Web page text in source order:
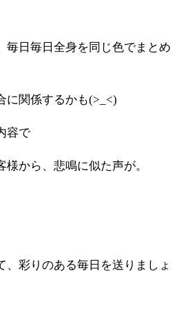
毎日毎日全身を同じ色でまとめ
に関係するかも(>_<)
容で
から、悲鳴に似た声が。
、彩りのある毎日を送りましょ